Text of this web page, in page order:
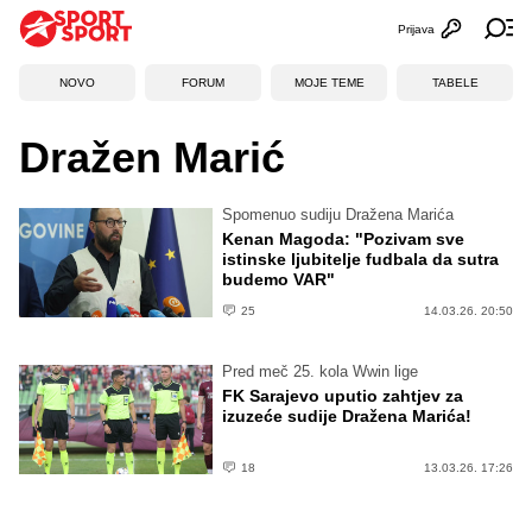
Otvori
Prijava
NOVO FORUM MOJE TEME TABELE
Dražen Marić
Spomenuo sudiju Dražena Marića
Kenan Magoda: "Pozivam sve
istinske ljubitelje fudbala da sutra
budemo VAR"
25 14.03.26. 20:50
Pred meč 25. kola Wwin lige
FK Sarajevo uputio zahtjev za
izuzeće sudije Dražena Marića!
18 13.03.26. 17:26